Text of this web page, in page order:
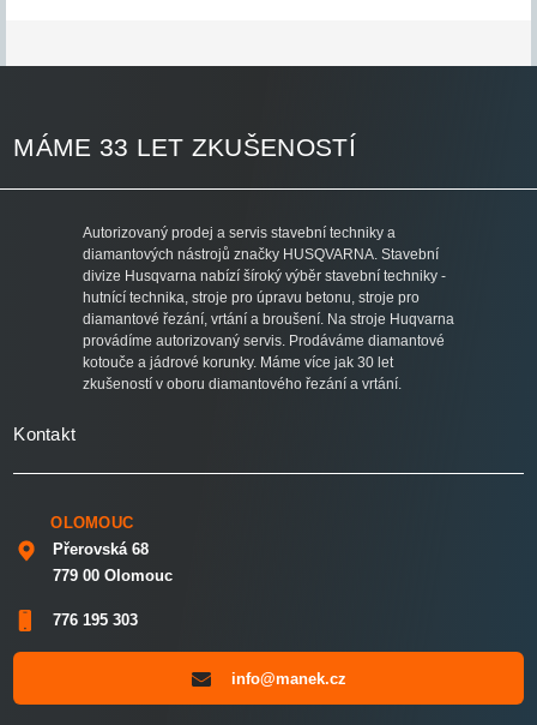
MÁME 33 LET ZKUŠENOSTÍ
Autorizovaný prodej a servis stavební techniky a
diamantových nástrojů značky HUSQVARNA. Stavební
divize Husqvarna nabízí šíroký výběr stavební techniky -
hutnící technika, stroje pro úpravu betonu, stroje pro
diamantové řezání, vrtání a broušení. Na stroje Huqvarna
provádíme autorizovaný servis. Prodáváme diamantové
kotouče a jádrové korunky. Máme více jak 30 let
zkušeností v oboru diamantového řezání a vrtání.
Kontakt
OLOMOUC
Přerovská 68
779 00 Olomouc
776 195 303
info@manek.cz